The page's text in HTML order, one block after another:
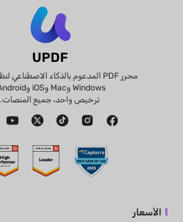
UPDF
محرر PDF المدعوم بالذكاء الاصطناعي لنظام التشغيل
Windows وMac وiOS وAndroid.
ترخيص واحد، جميع المنصات.
الأسعار